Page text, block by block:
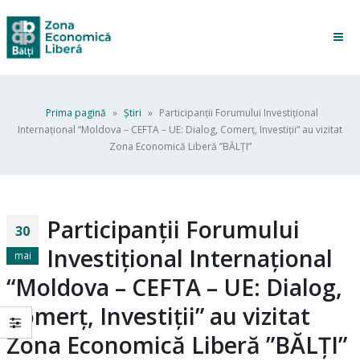
Prima pagină » Ştiri » Participanții Forumului Investiţional
Internaţional “Moldova – CEFTA – UE: Dialog, Comerţ, Investiţii” au vizitat
Zona Economică Liberă ”BĂLȚI”
30
mai
Participanții Forumului
Investiţional Internaţional
“Moldova – CEFTA – UE: Dialog,
Comerţ, Investiţii” au vizitat
Zona Economică Liberă ”BĂLȚI”